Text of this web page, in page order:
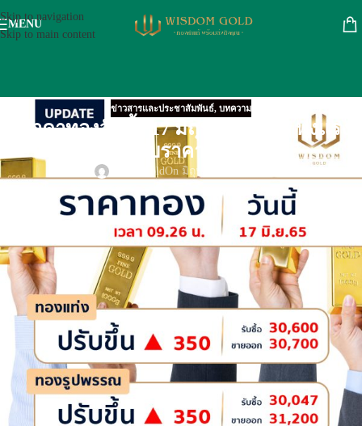
Skip to navigation
Skip to main content
MENU
ข่าวสารและประชาสัมพันธ์, บทความ
“ราคาทองวันนี้” 17 มิถุนายน 2565 พุ่งแรง
เทียบกับราคาเมื่อวาน
wisdomgoldOn มิถุนายน 17, 2022
สมาคมค้าทองคำ ประกาศ (ครั้งที่ 1) ประจำวันที่ 17
มิถุนายน 2565 เปิดตลาดซื้อ – ขาย ทองคำแท่ง ทองรูปพรรณ ลุ้นต่อตลอด
“ราคาทองวันนี้”
สมาคมค้าทองคำ ประกาศ (ครั้งที่ 1) ประจำวันที่ 17
มิถุนายน 2565 เปิดตลาดซื้อ – ขาย ทองคำแท่ง ทองรูปพรรณ พุ่งแรงถึง 350
บาท จับตาตลอดทั้งวัน ลุ้นปรับขึ้นหรือปรับลงอีกมั้ย
“ราคาทองวันนี้”สมาคมค้าทองคำ ประกาศ ราคาซื้อ – ขาย ประจำวันที่ 17
มิถุนายน 2565 เมื่อเวลา 09.26 น. (ครั้งที่ 1)
ทองคำแท่ง 96.5% ขายออก บาทละ 30,700.00 บาท
ทองคำแท่ง 96.5% รับซื้อ บาทละ 30,600.00 บาท
ทองรูปพรรณ 96.5% ขายออก บาทละ 31,200.00 บาท